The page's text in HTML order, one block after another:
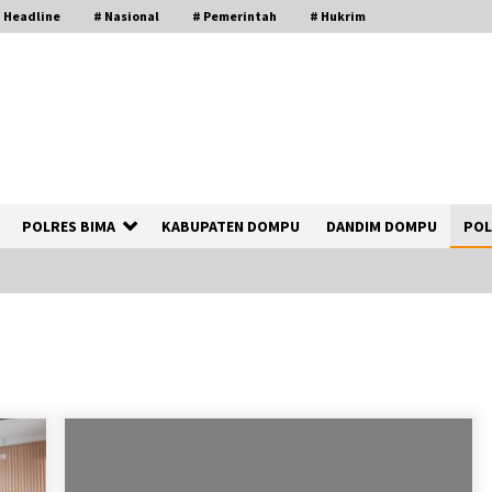
Headline # Nasional # Pemerintah # Hukrim
POLRES BIMA KABUPATEN DOMPU DANDIM DOMPU